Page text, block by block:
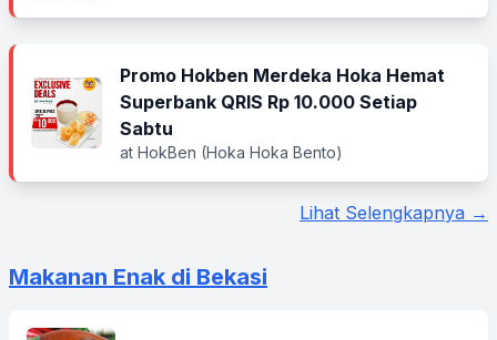
Promo Hokben Merdeka Hoka Hemat
Superbank QRIS Rp 10.000 Setiap
Sabtu
at HokBen (Hoka Hoka Bento)
Lihat Selengkapnya →
Makanan Enak di Bekasi